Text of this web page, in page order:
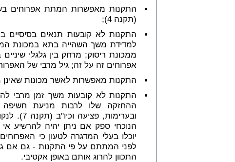
התקנות מאפשרות המתת אפרוחים
(תקנה 4);
התקנות לא קובעות תנאים בסיסיים
למדידת משך השהייה בתא במכונת
ממכונת ריסוק; מרחק בין גלגלי
אפרוחים זה על זה; גיל מרבי של
התקנות מאפשרות לאשר מכונות שאינן
התקנות לא קובעות משך זמן מרבי
ההחזקה שלו לרבות מניעת
הנוכחי ספק אם ניתן יהיה להרשיע
יוכלו בעלי המדגרה לטעון כי
לפני המתתם על פי התקנות - גם אם
התכוון להרוג אותם באופן אקטיבי.